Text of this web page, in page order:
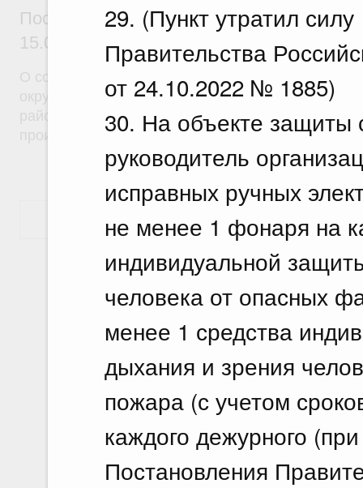
29. (Пункт утратил
Правительства
от 24.10.2022 № 1885)
30. На объекте
руководитель
исправных ручных
не менее 1 фонаря на
индивидуальной
человека от опасных
менее 1 средства
дыхания и зрения
пожара (с учетом
каждого дежурного
Постановления
Постановление Правительства
15.07.2026 г. № 891
О создании на территориях муниципальных
округ город Саяногорск Республики Хакасия и
район Республики Хакасия особой
производственного типа
Показать еще